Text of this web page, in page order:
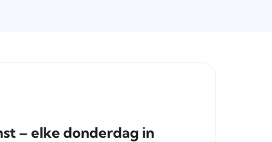
– elke donderdag in